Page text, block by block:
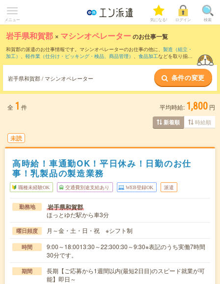
メニュー 気になる! ログイン 検索
岩手県和賀郡 × マシンオペレーターのお仕事一覧
和賀郡の派遣のお仕事情報です。マシンオペレーターのお仕事の他に、 製造（組立・
加工） 、 軽作業（仕分け・ピッキング・検品、商品管理） 、 食品加工などを取り揃え
マシンオペレーターのお仕事とは？とは？
岩手県和賀郡 / マシンオペレーター 条件の変更
全 1 件 平均時給: 1,800 円
新着順 時給順
未読
高時給！車通勤OK！平日休み！日勤のお仕
事！乳製品の製造業務
職種未経験OK 交通費別途支給あり WEB登録OK 派遣
勤務地 岩手県和賀郡
ほっとゆだ駅から車3分
曜日頻度 月～金・土・日・祝 ※シフト制
時間
9:00～18:0013:30～22:300:30～9:30※表記のうち実働7時間
30分です。
期間
長期【ご応募から1週間以内(最短2日目)のスピード就業が可
能】即日～